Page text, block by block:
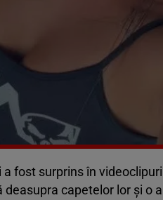
fost surprins în
deasupra capetelor lor și o